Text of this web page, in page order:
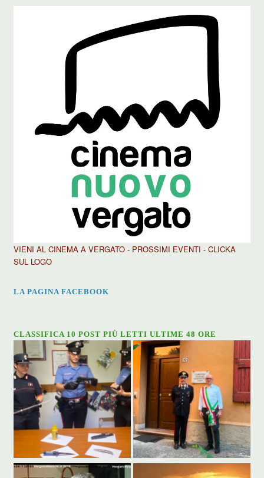
VIENI AL CINEMA A VERGATO - PROSSIMI EVENTI - CLICKA
SUL LOGO
LA PAGINA FACEBOOK
CLASSIFICA 10 POST PIÙ LETTI ULTIME 48 ORE